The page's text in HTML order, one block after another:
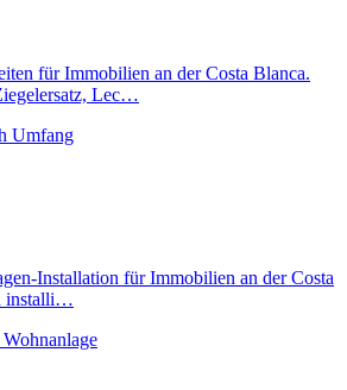
für Immobilien an der Costa Blanca.
Lec…
Umfang
Installation für Immobilien an der Costa
installi…